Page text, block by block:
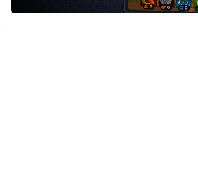
Gather your weapons and